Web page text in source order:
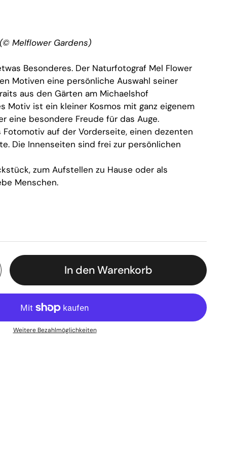
(© Melflower Gardens)
Besonderes. Der Naturfotograf Mel Flower
Motiven eine persönliche Auswahl seiner
aus den Gärten am Michaelshof
Motiv ist ein kleiner Kosmos mit ganz eigenem
eine besondere Freude für das Auge.
auf der Vorderseite, einen dezenten
Die Innenseiten sind frei zur persönlichen
zum Aufstellen zu Hause oder als
Menschen.
In den Warenkorb
Weitere Bezahlmöglichkeiten